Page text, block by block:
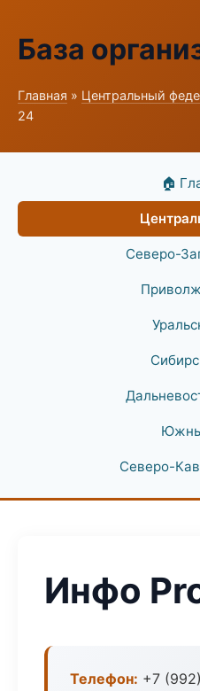
База
Главная » Центральный
24
🏠
Северо-
Северо-
Инфо
Телефон: +7